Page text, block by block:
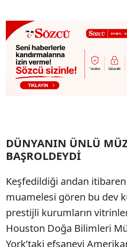
DÜNYANIN ÜNLÜ
BAŞROLDEYDİ
Keşfedildiği andan itibaren
muamelesi gören bu dev
prestijli kurumların
Houston Doğa Bilimleri
York’taki efsanevi